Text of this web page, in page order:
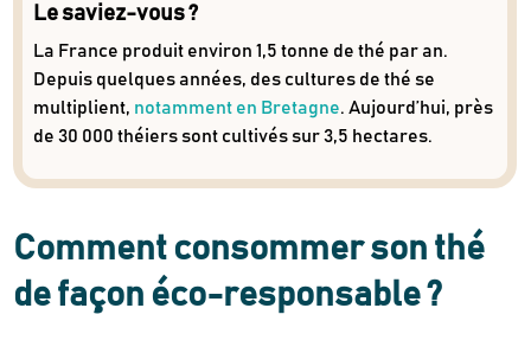
Le saviez-vous ?
La France produit environ 1,5 tonne de thé par an.
Depuis quelques années, des cultures de thé se
multiplient, notamment en Bretagne. Aujourd’hui, près
de 30 000 théiers sont cultivés sur 3,5 hectares.
Comment consommer son thé
de façon éco-responsable ?